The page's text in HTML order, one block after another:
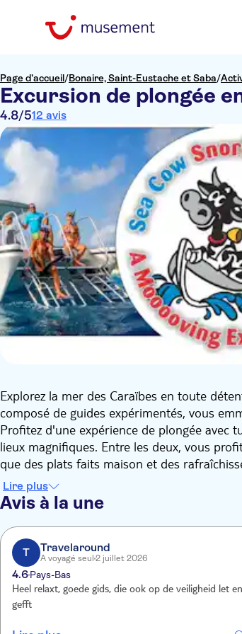
Page d’accueil/Bonaire, Saint-Eustache et Saba/
Excursion de plongée
4.8/512 avis
Explorez la mer des Caraïbes en toute
composé de guides expérimentés, vous
Profitez d'une expérience de plongée avec
lieux magnifiques. Entre les deux, vous
que des plats faits maison et des
Lire plus
Avis à la une
T Travelaround
A voyagé seul 2 juillet 2026
4.6Pays-Bas
Heel relaxt, goede gids, die ook op de veiligheid let
gefft